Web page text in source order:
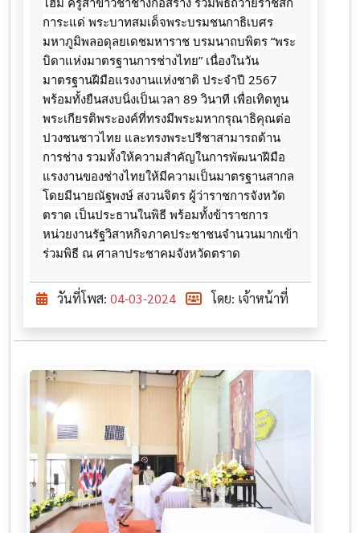
การะแด่ พระบาทสมเด็จพระบรมชนกาธิเบศร
มหาภูมิพลอดุลยเดชมหาราช บรมนาถบพิตร “พระ
บิดาแห่งมาตรฐานการช่างไทย” เนื่องในวัน
มาตรฐานฝีมือแรงงานแห่งชาติ ประจำปี 2567
พร้อมทั้งยืนสงบนิ่งเป็นเวลา 89 วินาที เพื่อเทิดทูน
พระเกียรติพระองค์ที่ทรงมีพระมหากรุณาธิคุณต่อ
ปวงชนชาวไทย และทรงพระปรีชาสามารถด้าน
การช่าง รวมทั้งให้ความสำคัญในการพัฒนาฝีมือ
แรงงานของช่างไทยให้มีความเป็นมาตรฐานสากล
โดยมีนายณัฐพงษ์ สงวนจิตร ผู้ว่าราชการจังหวัด
ตราด เป็นประธานในพิธี ​พร้อมทั้งข้าราชการ​
หน่วยงาน​รัฐ​วิสาหกิจภาคประชาชน​จำนวน​มากเข้า
ร่วมพิธี​ ณ​ ศาลา​ประชาคม​จังหวัด​ตราด
วันที่โพส: 04-03-2024 โดย: เจ้าหน้าที่